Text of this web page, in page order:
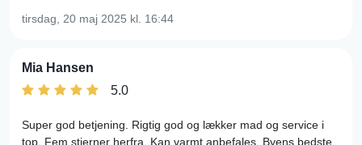
tirsdag, 20 maj 2025 kl. 16:44
Mia Hansen
5.0
Super god betjening. Rigtig god og lækker mad og service i
top. Fem stjerner herfra. Kan varmt anbefales. Byens bedste